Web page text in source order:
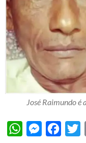
José Raimundo
WhatsAppMessenger